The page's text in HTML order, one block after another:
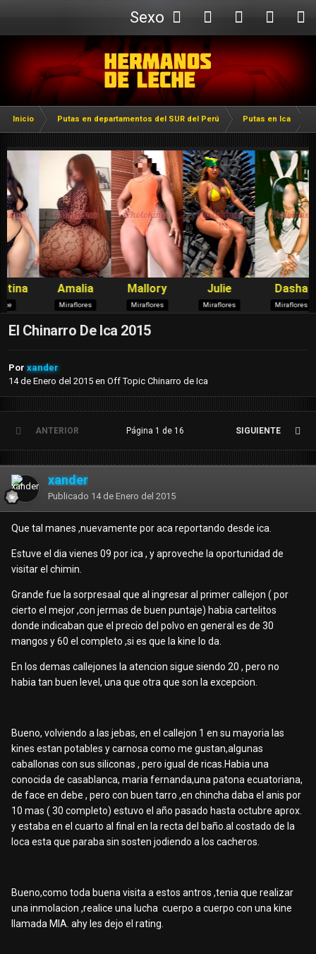
Sexo
Webcam
Inicio Putas en departamentos del SUR del Perú Putas en Ica
El Chinarro De Ica 2015
Por xander
14 de Enero del 2015 en Off Topic Chinarro de Ica
ANTERIOR SIGUIENTE
Página 1 de 16
xander
Publicado 14 de Enero del 2015
Que tal manes ,nuevamente por aca reportando desde ica.
Estuve el dia vienes 09 por ica , y aproveche la oportunidad de
visitar el chimin.
Grande fue la sorpresaal que al ingresar al primer callejon ( por
cierto el mejor ,con jermas de buen puntaje) habia cartelitos
donde indicaban que el precio del polvo en general es de 30
mangos y 60 el completo ,si es que la kine lo da.
En los demas callejones la atencion sigue siendo 20 , pero no
habia tan buen level, una que otra que son la excepcion.
Bueno, volviendo a las jebas, en el callejon 1 en su mayoria las
kines estan potables y carnosa como me gustan,algunas
caballonas con sus siliconas , pero igual de ricas.Habia una
conocida de casablanca, maria fernanda,una patona ecuatoriana,
de face en debe , pero con buen tarro ,en chincha daba el anis por
10 mas ( 30 completo) estuvo el año pasado hasta octubre aprox.
y estaba en el cuarto al final en la recta del baño.al costado de la
loca esta que paraba sin sosten jodiendo a los cacheros.
Bueno,como toda buena visita a estos antros ,tenia que realizar
una inmolacion ,realice una lucha cuerpo a cuerpo con una kine
llamada MIA. ahy les dejo el rating.